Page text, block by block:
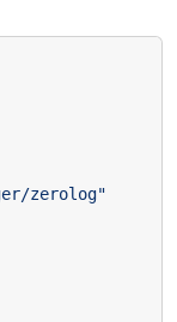
zerolog"